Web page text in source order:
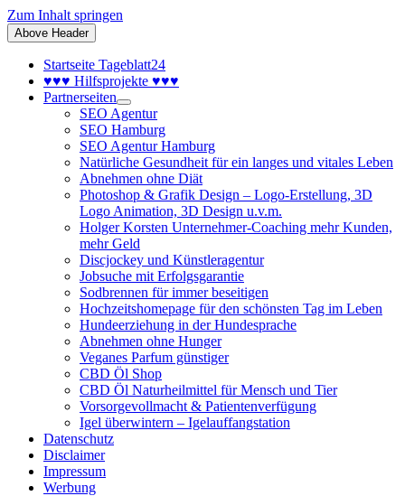
Zum Inhalt springen
Above Header
Startseite Tageblatt24
♥♥♥ Hilfsprojekte ♥♥♥
Partnerseiten
SEO Agentur
SEO Hamburg
SEO Agentur Hamburg
Natürliche Gesundheit für ein langes und vitales Leben
Abnehmen ohne Diät
Photoshop & Grafik Design – Logo-Erstellung, 3D
Logo Animation, 3D Design u.v.m.
Holger Korsten Unternehmer-Coaching mehr Kunden,
mehr Geld
Discjockey und Künstleragentur
Jobsuche mit Erfolgsgarantie
Sodbrennen für immer beseitigen
Hochzeitshomepage für den schönsten Tag im Leben
Hundeerziehung in der Hundesprache
Abnehmen ohne Hunger
Veganes Parfum günstiger
CBD Öl Shop
CBD Öl Naturheilmittel für Mensch und Tier
Vorsorgevollmacht & Patientenverfügung
Igel überwintern – Igelauffangstation
Datenschutz
Disclaimer
Impressum
Werbung